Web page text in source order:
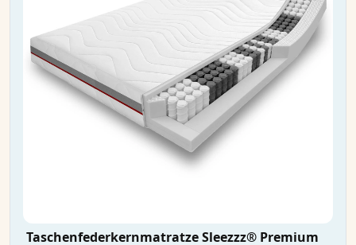
Taschenfederkernmatratze Sleezzz® Premium